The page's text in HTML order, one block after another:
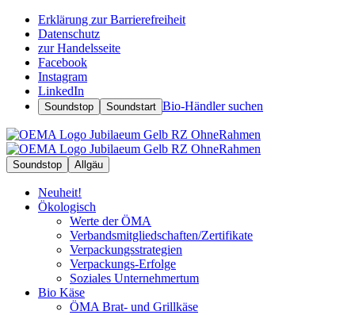
Erklärung zur Barrierefreiheit
Datenschutz
zur Handelsseite
Facebook
Instagram
LinkedIn
Soundstop Soundstart Bio-Händler suchen
Soundstop Allgäu
Neuheit!
Ökologisch
Werte der ÖMA
Verbandsmitgliedschaften/Zertifikate
Verpackungsstrategien
Verpackungs-Erfolge
Soziales Unternehmertum
Bio Käse
ÖMA Brat- und Grillkäse